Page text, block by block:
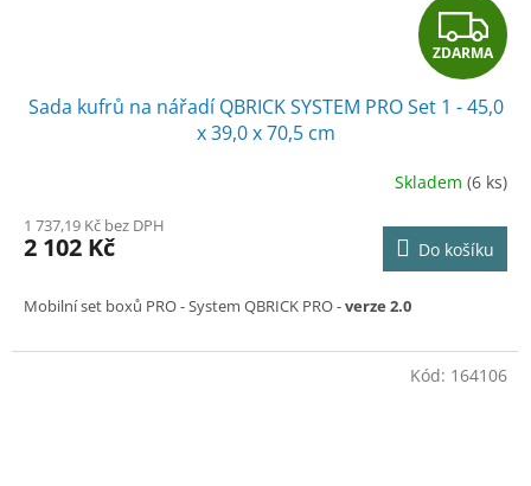
Z
D
A
R
M
A
ZDARMA
Sada kufrů na nářadí QBRICK SYSTEM PRO Set 1 - 45,0
x 39,0 x 70,5 cm
Skladem (6 ks)
1 737,19 Kč bez DPH
2 102 Kč Do košíku
Mobilní set boxů PRO- System QBRICK PRO -verze 2.0
Kód: 164106